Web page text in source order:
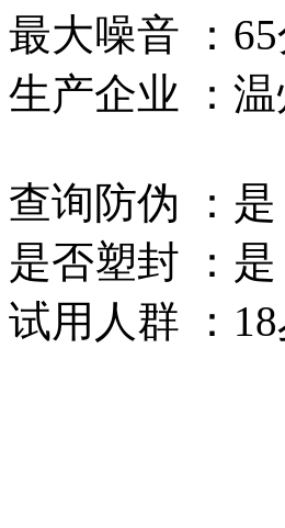
最大噪音 ：65
生产企业 ：
查询防伪 ：是
是否塑封 ：是
试用人群 ：